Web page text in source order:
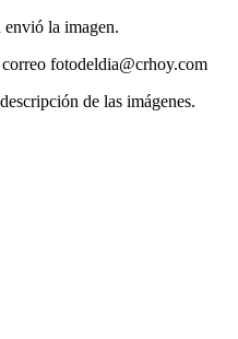
la imagen.
fotodeldia@crhoy.com
de las imágenes.